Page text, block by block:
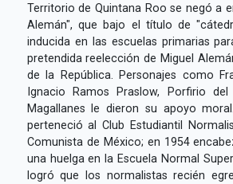
Territorio de Quintana Roo se negó a
Alemán", que bajo el título de
inducida en las escuelas primarias
pretendida reelección de Miguel
de la República. Personajes como
Ignacio Ramos Praslow, Porfirio
Magallanes le dieron su apoyo
perteneció al Club Estudiantil
Comunista de México; en 1954
una huelga en la Escuela Normal
logró que los normalistas recién